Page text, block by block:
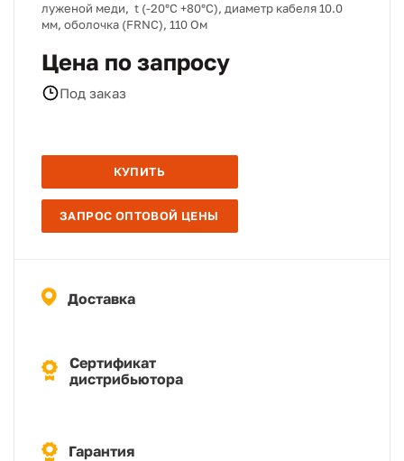
луженой меди, t (-20°C +80°C), диаметр кабеля 10.0
мм, оболочка (FRNC), 110 Ом
Цена по запросу
Под заказ
КУПИТЬ
ЗАПРОС ОПТОВОЙ ЦЕНЫ
Доставка
Сертификат
дистрибьютора
Гарантия